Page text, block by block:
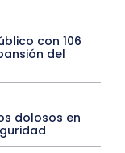
con 106
del
dolosos en